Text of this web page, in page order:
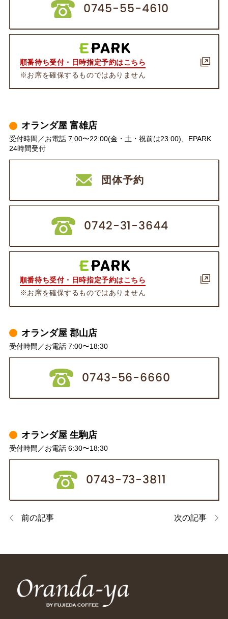
0745-55-4610
順番待ち受付・日時指定予約はこちら
※お席を確保するものではありません
オランダ屋 富雄店
受付時間／お電話 7:00〜22:00(金・土・祝前は23:00)、EPARK
24時間受付
団体予約
0742-31-3644
順番待ち受付・日時指定予約はこちら
※お席を確保するものではありません
オランダ屋 郡山店
受付時間／お電話 7:00〜18:30
0743-56-6660
オランダ屋 生駒店
受付時間／お電話 6:30〜18:30
0743-73-3811
前の記事 次の記事